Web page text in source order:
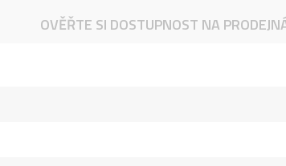
OVĚŘTE SI DOSTUPNOST NA